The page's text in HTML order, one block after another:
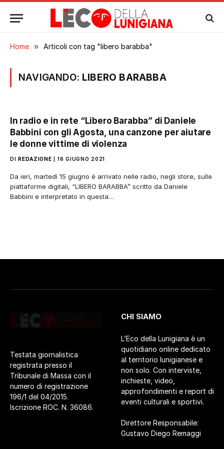
Home » Articoli con tag "libero barabba"
NAVIGANDO: LIBERO BARABBA
In radio e in rete “Libero Barabba” di Daniele
Babbini con gli Agosta, una canzone per aiutare
le donne vittime di violenza
DI REDAZIONE 16 GIUGNO 2021
Da ieri, martedì 15 giugno è arrivato nelle radio, negli store, sulle
piattaforme digitali, “LIBERO BARABBA” scritto da Daniele
Babbini e interpretato in questa…
Testata giornalistica
registrata presso il
Tribunale di Massa con il
numero di registrazione
196/1 del 04/2015.
Iscrizione ROC. N. 36086.
CHI SIAMO
L’Eco della Lunigiana è un
quotidiano online dedicato
al territorio lunigianese e
non solo. Con interviste,
inchieste, video,
approfondimenti e report di
eventi culturali e sportivi.
Direttore Responsabile:
Gustavo Diego Remaggi